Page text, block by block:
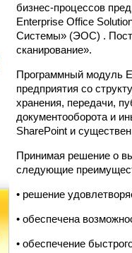
бизнес-процессов
Enterprise Office
Системы» (ЭОС) .
сканирование».
Программный модуль
предприятия со
хранения, передачи,
документооборота и
SharePoint и
Принимая решение о
следующие
• решение
• обеспечена
• обеспечение